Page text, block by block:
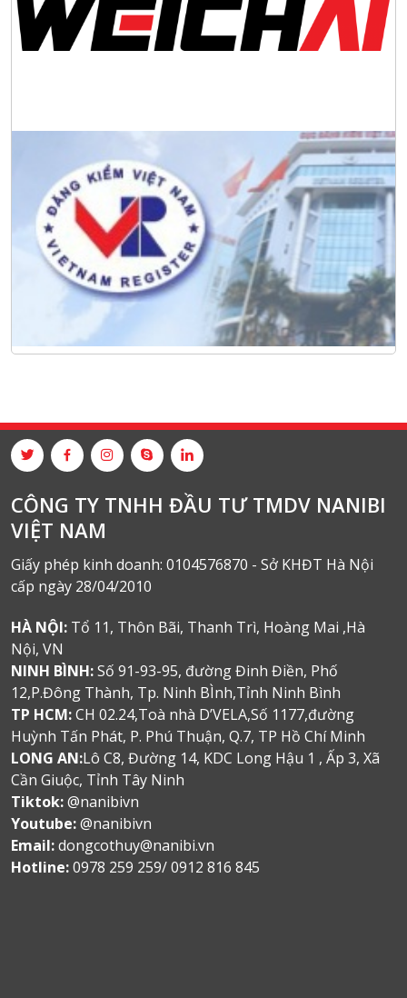
CÔNG TY TNHH ĐẦU TƯ TMDV NANIBI
VIỆT NAM
Giấy phép kinh doanh: 0104576870 - Sở KHĐT Hà Nội
cấp ngày 28/04/2010
HÀ NỘI: Tổ 11, Thôn Bãi, Thanh Trì, Hoàng Mai ,Hà
Nội, VN
NINH BÌNH:Số 91-93-95, đường Đinh Điền, Phố
12,P.Đông Thành, Tp. Ninh BÌnh,Tỉnh Ninh Bình
TP HCM:CH 02.24,Toà nhà D’VELA,Số 1177,đường
Huỳnh Tấn Phát, P. Phú Thuận, Q.7, TP Hồ Chí Minh
LONG AN:Lô C8, Đường 14, KDC Long Hậu 1 , Ấp 3, Xã
Cần Giuộc, Tỉnh Tây Ninh
Tiktok:@nanibivn
Youtube:@nanibivn
Email:dongcothuy@nanibi.vn
Hotline:0978 259 259/ 0912 816 845